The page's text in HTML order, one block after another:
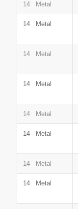
14 Metal
14 Metal
14 Metal
14 Metal
14 Metal
14 Metal
14 Metal
14 Metal